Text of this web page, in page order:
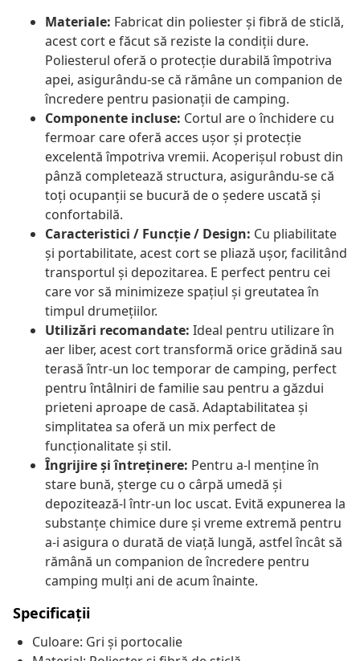
Materiale: Fabricat din poliester și fibră de sticlă,
acest cort e făcut să reziste la condiții dure.
Poliesterul oferă o protecție durabilă împotriva
apei, asigurându-se că rămâne un companion de
încredere pentru pasionații de camping.
Componente incluse: Cortul are o închidere cu
fermoar care oferă acces ușor și protecție
excelentă împotriva vremii. Acoperișul robust din
pânză completează structura, asigurându-se că
toți ocupanții se bucură de o ședere uscată și
confortabilă.
Caracteristici / Funcție / Design: Cu pliabilitate
și portabilitate, acest cort se pliază ușor, facilitând
transportul și depozitarea. E perfect pentru cei
care vor să minimizeze spațiul și greutatea în
timpul drumețiilor.
Utilizări recomandate: Ideal pentru utilizare în
aer liber, acest cort transformă orice grădină sau
terasă într-un loc temporar de camping, perfect
pentru întâlniri de familie sau pentru a găzdui
prieteni aproape de casă. Adaptabilitatea și
simplitatea sa oferă un mix perfect de
funcționalitate și stil.
Îngrijire și întreținere: Pentru a-l menține în
stare bună, șterge cu o cârpă umedă și
depozitează-l într-un loc uscat. Evită expunerea la
substanțe chimice dure și vreme extremă pentru
a-i asigura o durată de viață lungă, astfel încât să
rămână un companion de încredere pentru
camping mulți ani de acum înainte.
Specificații
Culoare: Gri și portocalie